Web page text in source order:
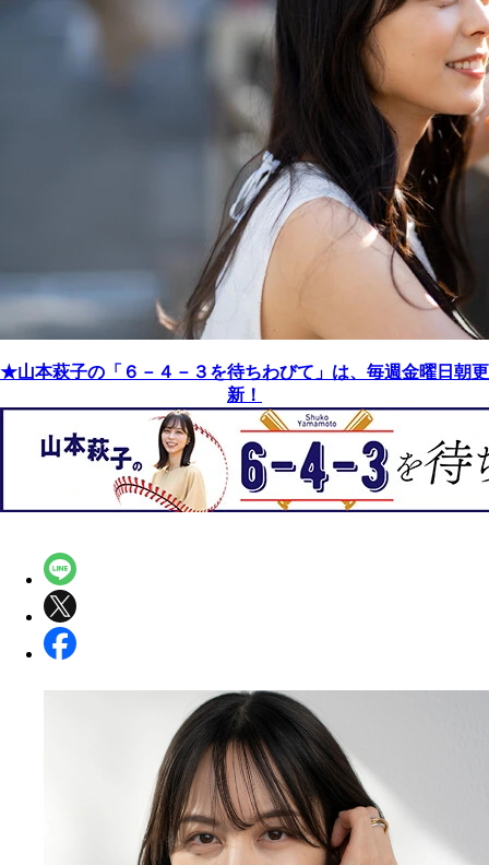
★山本萩子の「６－４－３を待ちわびて」は、毎週金曜日朝更
新！